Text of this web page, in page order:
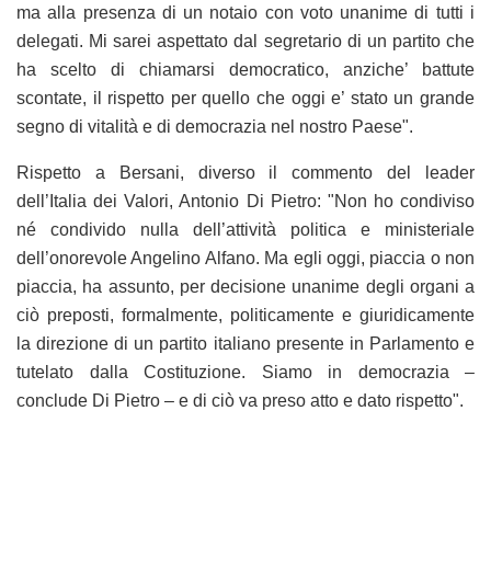
ma alla presenza di un notaio con voto unanime di tutti i
delegati. Mi sarei aspettato dal segretario di un partito che
ha scelto di chiamarsi democratico, anziche’ battute
scontate, il rispetto per quello che oggi e’ stato un grande
segno di vitalità e di democrazia nel nostro Paese".
Rispetto a Bersani, diverso il commento del leader
dell’Italia dei Valori, Antonio Di Pietro: "Non ho condiviso
né condivido nulla dell’attività politica e ministeriale
dell’onorevole Angelino Alfano. Ma egli oggi, piaccia o non
piaccia, ha assunto, per decisione unanime degli organi a
ciò preposti, formalmente, politicamente e giuridicamente
la direzione di un partito italiano presente in Parlamento e
tutelato dalla Costituzione. Siamo in democrazia –
conclude Di Pietro – e di ciò va preso atto e dato rispetto".